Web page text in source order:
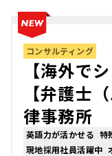
コンサルティング
【海外で
【弁護士
律事務所
英語力が活かせる 特
現地採用社員活躍中